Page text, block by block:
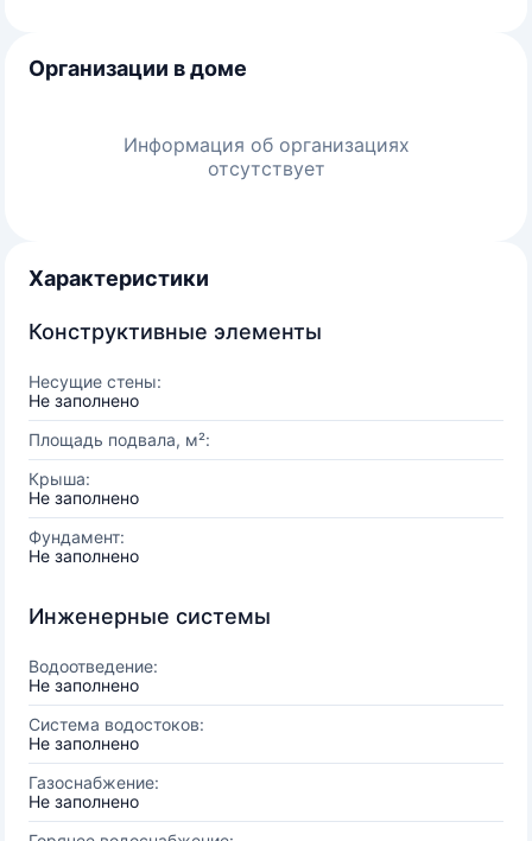
Организации в доме
Информация об организациях
отсутствует
Характеристики
Конструктивные элементы
Несущие стены:
Не заполнено
Площадь подвала, м²:
Крыша:
Не заполнено
Фундамент:
Не заполнено
Инженерные системы
Водоотведение:
Не заполнено
Система водостоков:
Не заполнено
Газоснабжение:
Не заполнено